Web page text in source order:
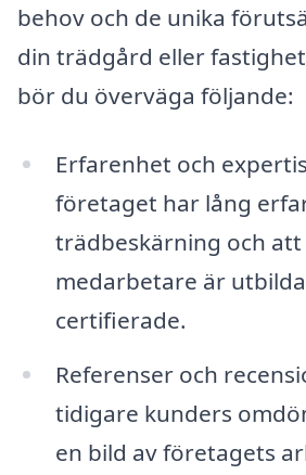
behov och de unika
din trädgård eller
bör du överväga följande:
Erfarenhet och
företaget har lång
trädbeskärning och att
medarbetare är
certifierade.
Referenser och
tidigare kunders
en bild av företagets